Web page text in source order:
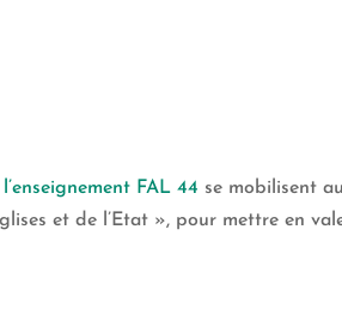
FAL 44 se mobilisent
et de l’Etat », pour mettre en